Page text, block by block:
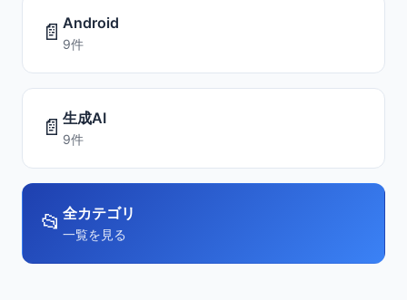
📄 Android
9件
📄 生成AI
9件
📂 全カテゴリ
一覧を見る